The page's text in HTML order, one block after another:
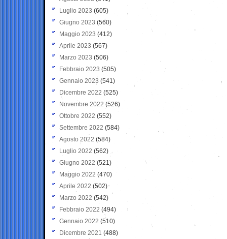
Luglio 2023 (605)
Giugno 2023 (560)
Maggio 2023 (412)
Aprile 2023 (567)
Marzo 2023 (506)
Febbraio 2023 (505)
Gennaio 2023 (541)
Dicembre 2022 (525)
Novembre 2022 (526)
Ottobre 2022 (552)
Settembre 2022 (584)
Agosto 2022 (584)
Luglio 2022 (562)
Giugno 2022 (521)
Maggio 2022 (470)
Aprile 2022 (502)
Marzo 2022 (542)
Febbraio 2022 (494)
Gennaio 2022 (510)
Dicembre 2021 (488)